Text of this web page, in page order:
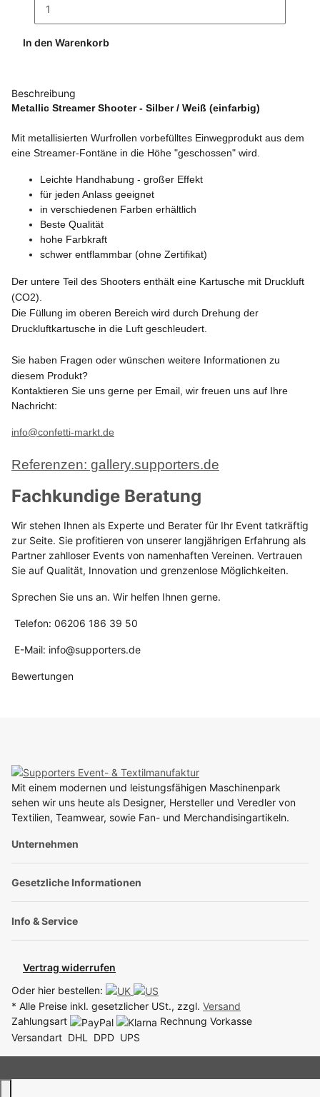
In den Warenkorb
Beschreibung
Metallic Streamer Shooter - Silber / Weiß (einfarbig)
Mit metallisierten Wurfrollen vorbefülltes Einwegprodukt aus dem
eine Streamer-Fontäne in die Höhe "geschossen" wird.
Leichte Handhabung - großer Effekt
für jeden Anlass geeignet
in verschiedenen Farben erhältlich
Beste Qualität
hohe Farbkraft
schwer entflammbar (ohne Zertifikat)
Der untere Teil des Shooters enthält eine Kartusche mit Druckluft
(CO2).
Die Füllung im oberen Bereich wird durch Drehung der
Druckluftkartusche in die Luft geschleudert.
Sie haben Fragen oder wünschen weitere Informationen zu
diesem Produkt?
Kontaktieren Sie uns gerne per Email, wir freuen uns auf Ihre
Nachricht:
info@confetti-markt.de
Referenzen: gallery.supporters.de
Fachkundige Beratung
Wir stehen Ihnen als Experte und Berater für Ihr Event tatkräftig
zur Seite. Sie profitieren von unserer langjährigen Erfahrung als
Partner zahlloser Events von namenhaften Vereinen. Vertrauen
Sie auf Qualität, Innovation und grenzenlose Möglichkeiten.
Sprechen Sie uns an. Wir helfen Ihnen gerne.
Telefon: 06206 186 39 50
E-Mail: info@supporters.de
Bewertungen
Mit einem modernen und leistungsfähigen Maschinenpark
sehen wir uns heute als Designer, Hersteller und Veredler von
Textilien, Teamwear, sowie Fan- und Merchandisingartikeln.
Unternehmen
Gesetzliche Informationen
Info & Service
Vertrag widerrufen
Oder hier bestellen:
* Alle Preise inkl. gesetzlicher USt., zzgl. Versand
Zahlungsart
Rechnung Vorkasse
Versandart DHL DPD UPS